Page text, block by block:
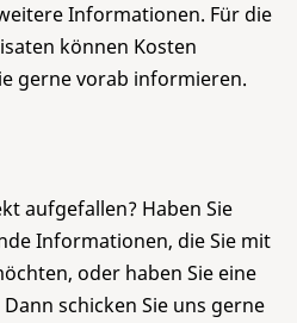
Informationen. Für die
können Kosten
gerne vorab informieren.
aufgefallen? Haben Sie
Informationen, die Sie mit
oder haben Sie eine
schicken Sie uns gerne